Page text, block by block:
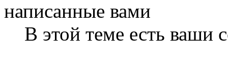
В этой теме есть ваши